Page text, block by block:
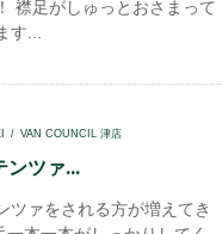
襟足がしゅっとおさまって
す...
VAN COUNCIL 津店
ンツァ...
ツァをされる方が増えてき